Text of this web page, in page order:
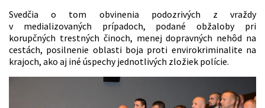
Svedčia o tom obvinenia podozrivých z vraždy
v medializovaných prípadoch, podané obžaloby pri
korupčných trestných činoch, menej dopravných nehôd na
cestách, posilnenie oblasti boja proti envirokriminalite na
krajoch, ako aj iné úspechy jednotlivých zložiek polície.